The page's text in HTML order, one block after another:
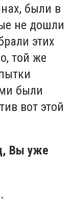
были в
не дошли
этих
той же
были
вот этой
Вы уже